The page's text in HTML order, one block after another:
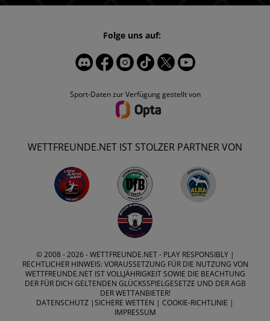
Sport-Daten zur Verfügung gestellt von
Folge uns auf:
WETTFREUNDE.NET IST STOLZER PARTNER VON
© 2008 - 2026 -WETTFREUNDE.NET- PLAY RESPONSIBLY |
RECHTLICHER HINWEIS: VORAUSSETZUNG FÜR DIE NUTZUNG VON
WETTFREUNDE.NET IST VOLLJÄHRIGKEIT SOWIE DIE BEACHTUNG
DER FÜR DICH GELTENDEN GLÜCKSSPIELGESETZE UND DER AGB
DER WETTANBIETER!
DATENSCHUTZ |SICHERE WETTEN | COOKIE-RICHTLINIE |
IMPRESSUM